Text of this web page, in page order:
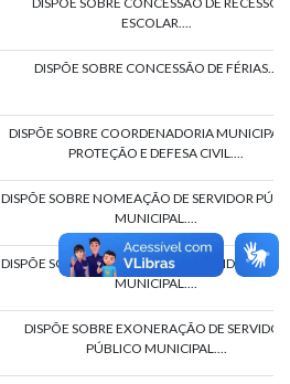
ESCOLAR....
DISPÕE SOBRE CONCESSÃO DE FÉRIAS...
DISPÕE SOBRE COORDENADORIA MUNICIPAL
PROTEÇÃO E DEFESA CIVIL....
DISPÕE SOBRE NOMEAÇÃO DE SERVIDOR
MUNICIPAL....
DISPÕE SOBRE NOMEAÇÃO DE SERVIDOR
MUNICIPAL....
DISPÕE SOBRE EXONERAÇÃO DE SERVIDOR
PÚBLICO MUNICIPAL....